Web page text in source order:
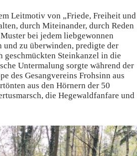
Leitmotiv von „Friede, Freiheit und
durch Miteinander, durch Reden
bei jedem liebgewonnen
und zu überwinden, predigte der
geschmückten Steinkanzel in die
Untermalung sorgte während der
des Gesangvereins Frohsinn aus
aus den Hörnern der 50
die Hegewaldfanfare und